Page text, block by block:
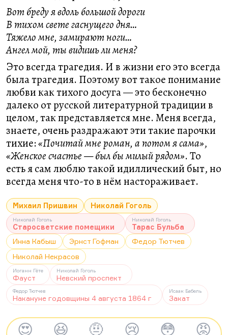
Вот бреду я вдоль большой дороги
В тихом свете гаснущего дня…
Тяжело мне, замирают ноги…
Ангел мой, ты видишь ли меня?
Это всегда трагедия. И в жизни его это всегда
была трагедия. Поэтому вот такое понимание
любви как тихого досуга — это бесконечно
далеко от русской литературной традиции в
целом, так представляется мне. Меня всегда,
знаете, очень раздражают эти такие парочки
тихие:«Почитай мне роман, а потом я сама»,
«Женское счастье — был бы милый рядом». То
есть я сам люблю такой идиллический быт, но
всегда меня что-то в нём настораживает.
Михаил Пришвин Николай Гоголь
Николай Гоголь
Старосветские помещики
Николай Гоголь
Тарас Бульба
Инна Кабыш
Эрнст Гофман
Федор Тютчев
Николай Некрасов
Иоганн Гёте
Фауст
Николай Гоголь
Невский проспект
Федор Тютчев
Накануне годовщины 4 августа 1864 г
Исаак Бабель
Закат
😍 😆 🤨 😢 😳 😡